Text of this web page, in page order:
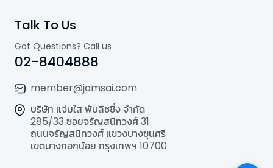
Talk To Us
Got Questions? Call us
02-8404888
member@jamsai.com
บริษัท แจ่มใส พับลิชชิ่ง จำกัด
285/33 ซอยจรัญสนิทวงศ์ 31
ถนนจรัญสนิทวงศ์ แขวงบางขุนศรี
เขตบางกอกน้อย กรุงเทพฯ 10700